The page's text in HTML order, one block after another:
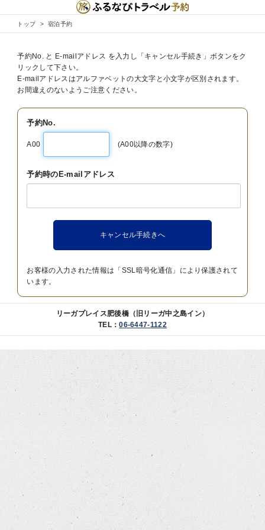
トップ 宿泊予約
予約No. と E-mailアドレス を入力し「キャンセル手続き」ボタンをク
リックして下さい。
E-mailアドレスはアルファベットの大文字と小文字が区別されます。
お間違えのないようご注意ください。
予約No.
A00 (A00以降の数字)
予約時のE-mailアドレス
お客様の入力された情報は「SSL暗号化通信」により保護されて
います。
リーガプレイス肥後橋（旧リーガ中之島イン）
TEL：06-6447-1122